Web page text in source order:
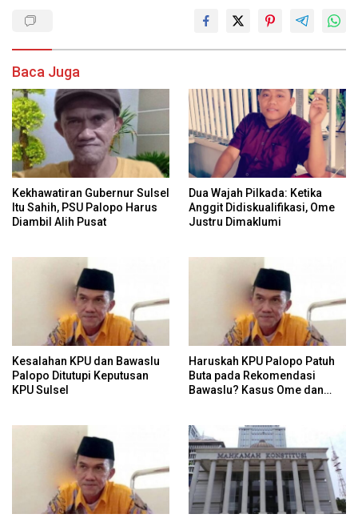
Baca Juga
Kekhawatiran Gubernur Sulsel
Itu Sahih, PSU Palopo Harus
Diambil Alih Pusat
Dua Wajah Pilkada: Ketika
Anggit Didiskualifikasi, Ome
Justru Dimaklumi
Kesalahan KPU dan Bawaslu
Palopo Ditutupi Keputusan
KPU Sulsel
Haruskah KPU Palopo Patuh
Buta pada Rekomendasi
Bawaslu? Kasus Ome dan